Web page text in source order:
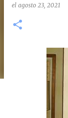
el agosto 23, 2021